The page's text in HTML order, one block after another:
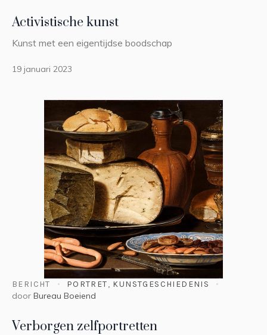
Activistische kunst
Kunst met een eigentijdse boodschap
19 januari 2023
BERICHT PORTRET, KUNSTGESCHIEDENIS
door Bureau Boeiend
Verborgen zelfportretten